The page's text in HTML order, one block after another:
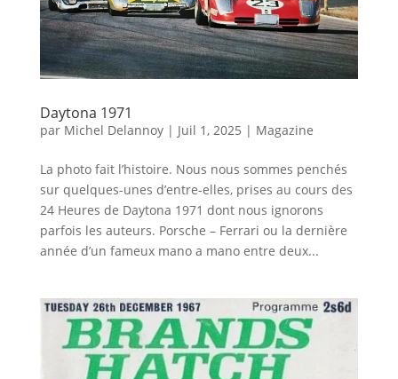
Daytona 1971
par Michel Delannoy| Juil 1, 2025 | Magazine
La photo fait l’histoire. Nous nous sommes penchés
sur quelques-unes d’entre-elles, prises au cours des
24 Heures de Daytona 1971 dont nous ignorons
parfois les auteurs. Porsche – Ferrari ou la dernière
année d’un fameux mano a mano entre deux...